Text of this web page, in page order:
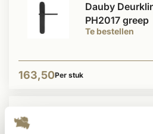
Te bestellen
Dauby
PH2017 greep
163,50Per stuk
Dauby